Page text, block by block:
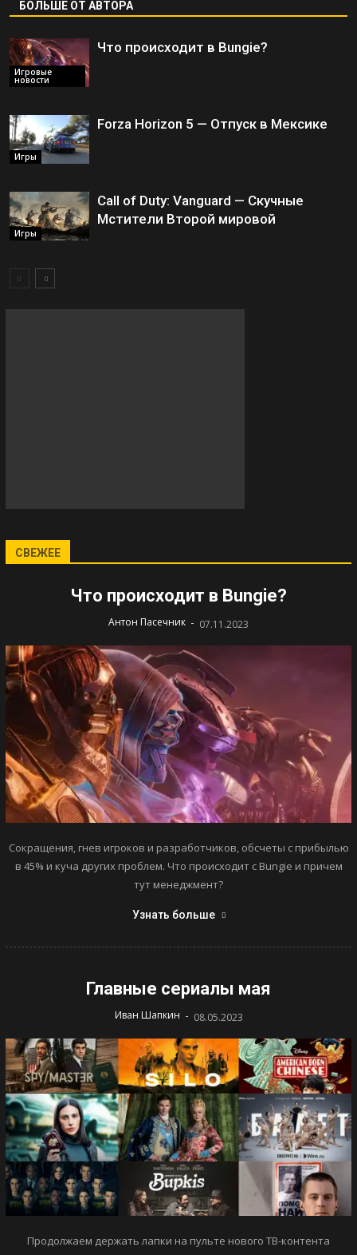
БОЛЬШЕ ОТ АВТОРА
Игровые
новости
Что происходит в Bungie?
Игры
Forza Horizon 5 — Отпуск в Мексике
Игры
Call of Duty: Vanguard — Скучные
Мстители Второй мировой
СВЕЖЕЕ
Что происходит в Bungie?
Антон Пасечник - 07.11.2023
Сокращения, гнев игроков и разработчиков, обсчеты с прибылью
в 45% и куча других проблем. Что происходит с Bungie и причем
тут менеджмент?
Узнать больше
Главные сериалы мая
Иван Шапкин - 08.05.2023
Продолжаем держать лапки на пульте нового ТВ-контента